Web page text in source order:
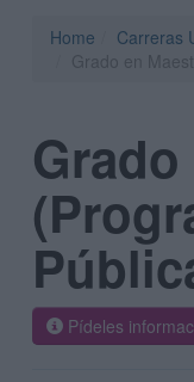
Home Carreras
Pídeles